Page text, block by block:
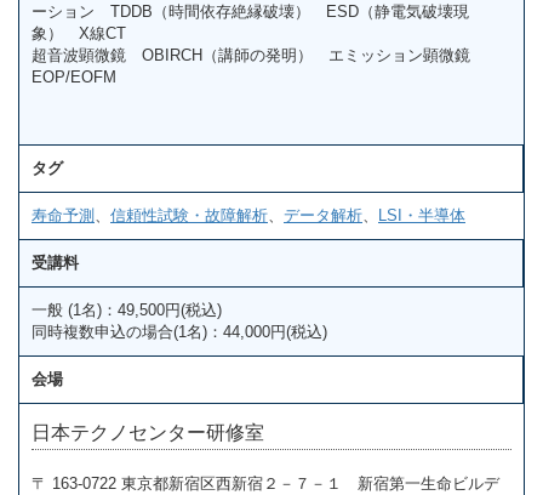
ーション TDDB（時間依存絶縁破壊） ESD（静電気破壊現
象） X線CT
超音波顕微鏡 OBIRCH（講師の発明） エミッション顕微鏡
EOP/EOFM
タグ
寿命予測 信頼性試験・故障解析 データ解析 LSI・半導体
受講料
一般 (1名)：49,500円(税込)
同時複数申込の場合(1名)：44,000円(税込)
会場
日本テクノセンター研修室
〒 163-0722 東京都新宿区西新宿２－７－１ 新宿第一生命ビルデ